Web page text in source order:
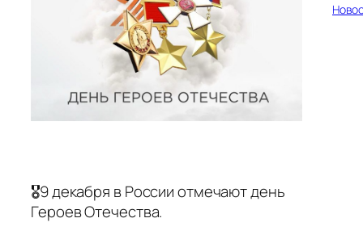
🎖9 декабря в России отмечают день
Героев Отечества.